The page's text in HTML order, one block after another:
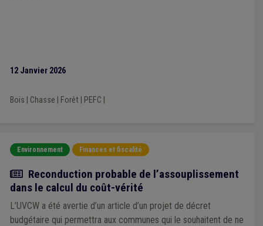
12 Janvier 2026
Bois Chasse Forêt| PEFC
Environnement Finances et fiscalité
Actualité
Reconduction probable de l’assouplissement
dans le calcul du coût-vérité
L’UVCW a été avertie d’un article d’un projet de décret
budgétaire qui permettra aux communes qui le souhaitent de ne